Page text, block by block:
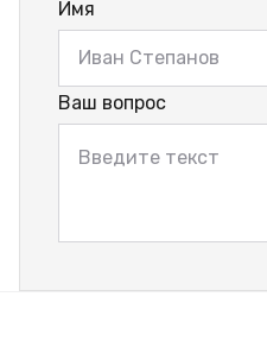
Имя
Ваш вопрос